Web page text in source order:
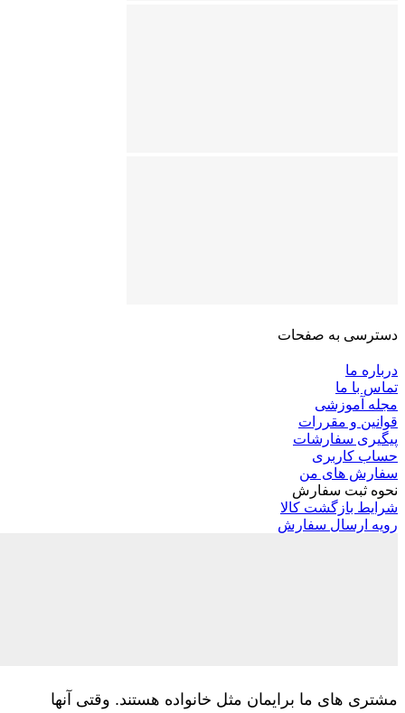
دسترسی به صفحات
درباره ما
تماس با ما
مجله آموزشی
قوانین و مقررات
پیگیری سفارشات
حساب کاربری
سفارش های من
نحوه ثبت سفارش
شرایط بازگشت کالا
رویه ارسال سفارش
مشتری های ما برایمان مثل خانواده هستند. وقتی آنها